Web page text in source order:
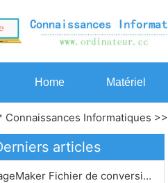
Home Matériel
Connaissances Informatiques >>
articles
PageMaker Fichier de conversion